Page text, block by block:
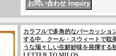
カラフルで多角的なパーカッショ
する中、クール・スウィートで耽
うな瑞々しい生鮮妙味を発揮す